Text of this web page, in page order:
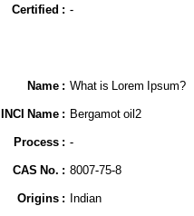
Certified : -
Name​ : What is Lorem Ipsum?
INCI Name : Bergamot oil2
Process : -
CAS No. : 8007-75-8
Origins : Indian